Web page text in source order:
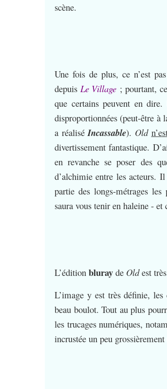
scène.
Une fois de plus, ce n’est
depuis Le Village ; pourtant,
que certains peuvent en
disproportionnées (peut-être à
a réaliséIncassable). Old
divertissement fantastique.
en revanche se poser des
d’alchimie entre les acteurs.
partie des longs-métrages
saura vous tenir en haleine - et
L’édition bluray de Oldest
L’image y est très définie, les
beau boulot. Tout au plus
les trucages numériques,
incrustée un peu